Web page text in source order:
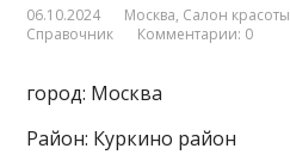
06.10.2024 Москва, Салон красоты
Справочник
Комментарии: 0
город: Москва
Район: Куркино район